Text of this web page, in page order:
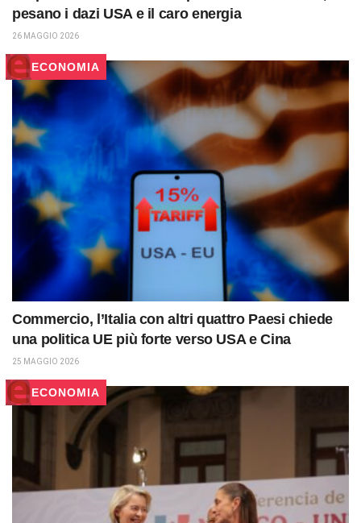
pesano i dazi USA e il caro energia
26 MAGGIO 2026
ECONOMIA
Commercio, l’Italia con altri quattro Paesi chiede
una politica UE più forte verso USA e Cina
25 MAGGIO 2026
ECONOMIA